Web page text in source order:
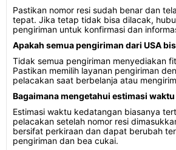
Pastikan nomor resi sudah benar dan
tepat. Jika tetap tidak bisa dilacak,
pengiriman untuk konfirmasi dan
Apakah semua pengiriman dari USA
Tidak semua pengiriman menyediakan
Pastikan memilih layanan pengiriman
pelacakan saat berbelanja atau
Bagaimana mengetahui estimasi
Estimasi waktu kedatangan biasanya
pelacakan setelah nomor resi
bersifat perkiraan dan dapat berubah
pengiriman dan bea cukai.